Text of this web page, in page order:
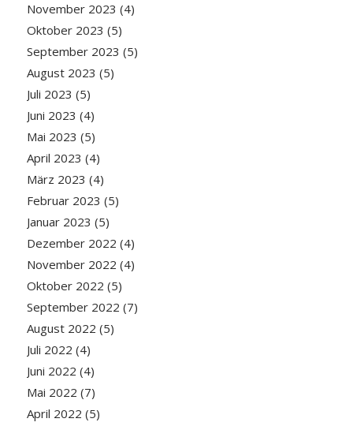
November 2023 (4)
Oktober 2023 (5)
September 2023 (5)
August 2023 (5)
Juli 2023 (5)
Juni 2023 (4)
Mai 2023 (5)
April 2023 (4)
März 2023 (4)
Februar 2023 (5)
Januar 2023 (5)
Dezember 2022 (4)
November 2022 (4)
Oktober 2022 (5)
September 2022 (7)
August 2022 (5)
Juli 2022 (4)
Juni 2022 (4)
Mai 2022 (7)
April 2022 (5)